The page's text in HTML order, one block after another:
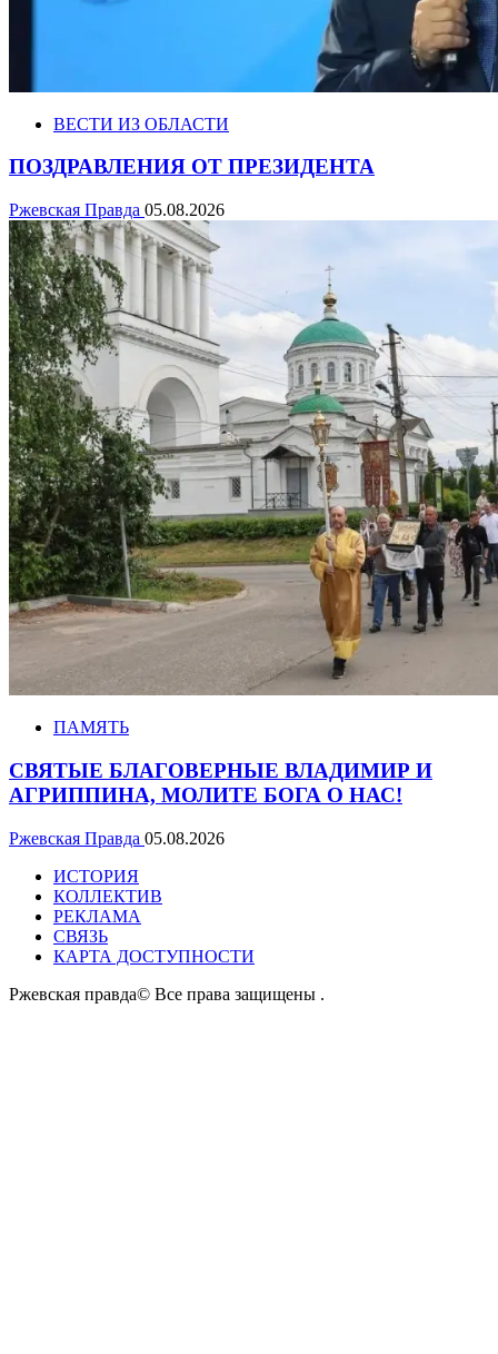
ВЕСТИ ИЗ ОБЛАСТИ
ПОЗДРАВЛЕНИЯ ОТ ПРЕЗИДЕНТА
Ржевская Правда 05.08.2026
ПАМЯТЬ
СВЯТЫЕ БЛАГОВЕРНЫЕ ВЛАДИМИР И
АГРИППИНА, МОЛИТЕ БОГА О НАС!
Ржевская Правда 05.08.2026
ИСТОРИЯ
КОЛЛЕКТИВ
РЕКЛАМА
СВЯЗЬ
КАРТА ДОСТУПНОСТИ
Ржевская правда© Все права защищены .